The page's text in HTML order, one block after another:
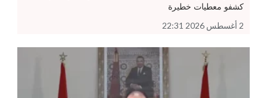
كشفو معطيات خطيرة
2 أغسطس 2026 22:31